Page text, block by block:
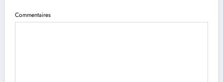
Commentaires